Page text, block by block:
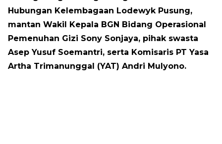
Hubungan Kelembagaan Lodewyk Pusung,
mantan Wakil Kepala BGN Bidang Operasional
Pemenuhan Gizi Sony Sonjaya, pihak swasta
Asep Yusuf Soemantri, serta Komisaris PT Yasa
Artha Trimanunggal (YAT) Andri Mulyono.